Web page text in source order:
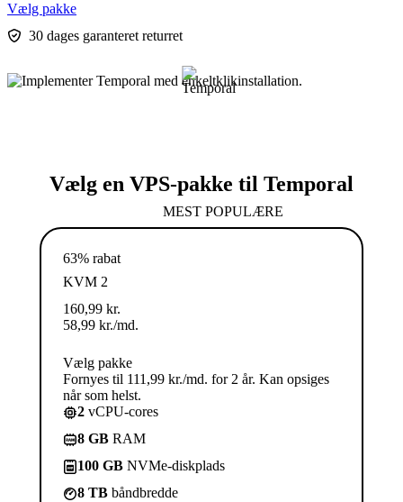
Vælg pakke
30 dages garanteret returret
Vælg en VPS-pakke til Temporal
MEST POPULÆRE
63% rabat
KVM 2
160,99 kr.
58,99 kr./md.
Vælg pakke
Fornyes til 111,99 kr./md. for 2 år. Kan opsiges
når som helst.
2 vCPU-cores
8 GB RAM
100 GB NVMe-diskplads
8 TB båndbredde